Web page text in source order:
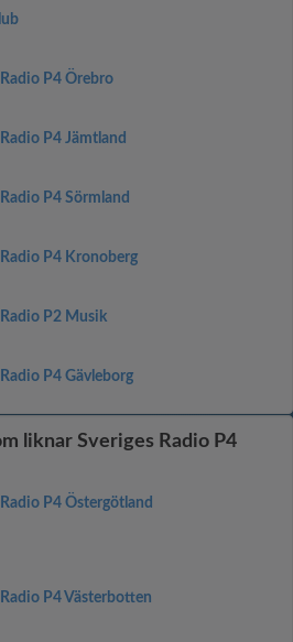
P4 Örebro
P4 Jämtland
P4 Sörmland
P4 Kronoberg
P2 Musik
P4 Gävleborg
liknar Sveriges Radio P4
P4 Östergötland
P4 Västerbotten